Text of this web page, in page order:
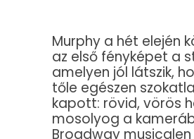
Murphy a hét elején
az első fényképet a
amelyen jól látszik,
tőle egészen
kapott: rövid, vörös
mosolyog a
Broadway